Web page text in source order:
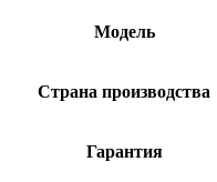
Модель
Страна производства
Гарантия